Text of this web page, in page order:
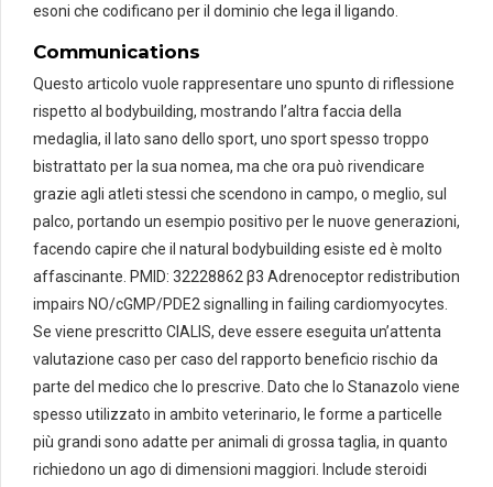
esoni che codificano per il dominio che lega il ligando.
Communications
Questo articolo vuole rappresentare uno spunto di riflessione
rispetto al bodybuilding, mostrando l’altra faccia della
medaglia, il lato sano dello sport, uno sport spesso troppo
bistrattato per la sua nomea, ma che ora può rivendicare
grazie agli atleti stessi che scendono in campo, o meglio, sul
palco, portando un esempio positivo per le nuove generazioni,
facendo capire che il natural bodybuilding esiste ed è molto
affascinante. PMID: 32228862 β3 Adrenoceptor redistribution
impairs NO/cGMP/PDE2 signalling in failing cardiomyocytes.
Se viene prescritto CIALIS, deve essere eseguita un’attenta
valutazione caso per caso del rapporto beneficio rischio da
parte del medico che lo prescrive. Dato che lo Stanazolo viene
spesso utilizzato in ambito veterinario, le forme a particelle
più grandi sono adatte per animali di grossa taglia, in quanto
richiedono un ago di dimensioni maggiori. Include steroidi